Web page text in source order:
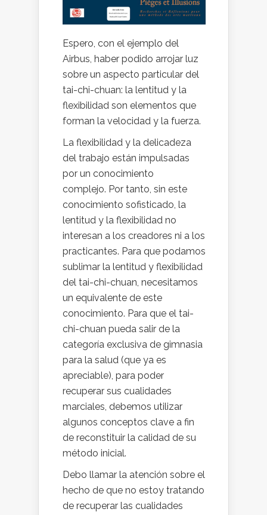
Espero, con el ejemplo del
Airbus, haber podido arrojar luz
sobre un aspecto particular del
tai-chi-chuan: la lentitud y la
flexibilidad son elementos que
forman la velocidad y la fuerza.
La flexibilidad y la delicadeza
del trabajo están impulsadas
por un conocimiento
complejo. Por tanto, sin este
conocimiento sofisticado, la
lentitud y la flexibilidad no
interesan a los creadores ni a los
practicantes. Para que podamos
sublimar la lentitud y flexibilidad
del tai-chi-chuan, necesitamos
un equivalente de este
conocimiento. Para que el tai-
chi-chuan pueda salir de la
categoría exclusiva de gimnasia
para la salud (que ya es
apreciable), para poder
recuperar sus cualidades
marciales, debemos utilizar
algunos conceptos clave a fin
de reconstituir la calidad de su
método inicial.
Debo llamar la atención sobre el
hecho de que no estoy tratando
de recuperar las cualidades